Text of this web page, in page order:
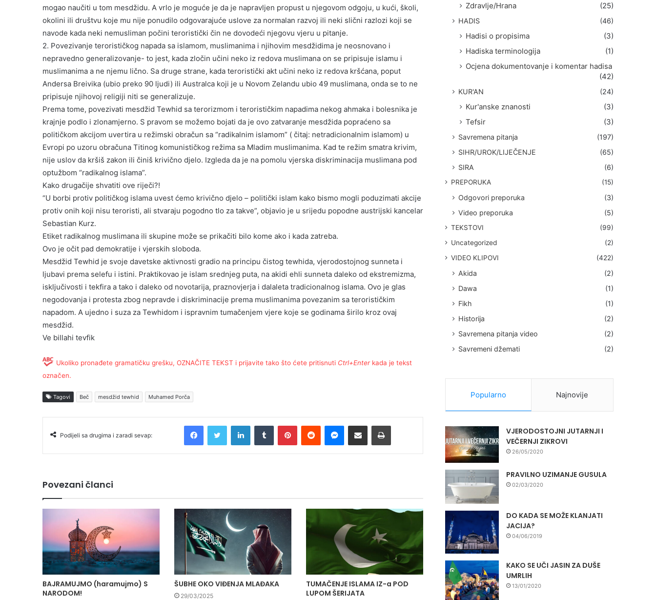
mogao naučiti u tom mesdžidu. A vrlo je moguće je da je napravljen propust u njegovom odgoju, u kući, školi,
okolini ili društvu koje mu nije ponudilo odgovarajuće uslove za normalan razvoj ili neki slični razlozi koji se
navode kada neki nemusliman počini teroristički čin ne dovodeći njegovu vjeru u pitanje.
2. Povezivanje terorističkog napada sa islamom, muslimanima i njihovim mesdžidima je neosnovano i
nepravedno generalizovanje- to jest, kada zločin učini neko iz redova muslimana on se pripisuje islamu i
muslimanima a ne njemu lično. Sa druge strane, kada teroristički akt učini neko iz redova kršćana, poput
Andersa Breivika (ubio preko 90 ljudi) ili Australca koji je u Novom Zelandu ubio 49 muslimana, onda se to ne
pripisuje njihovoj religiji niti se generalizuje.
Prema tome, povezivati mesdžid Tewhid sa terorizmom i terorističkim napadima nekog ahmaka i bolesnika je
krajnje podlo i zlonamjerno. S pravom se možemo bojati da je ovo zatvaranje mesdžida popraćeno sa
političkom akcijom uvertira u režimski obračun sa “radikalnim islamom” ( čitaj: netradicionalnim islamom) u
Evropi po uzoru obračuna Titinog komunističkog režima sa Mladim muslimanima. Kad te režim smatra krivim,
nije uslov da kršiš zakon ili činiš krivično djelo. Izgleda da je na pomolu vjerska diskriminacija muslimana pod
optužbom “radikalnog islama”.
Kako drugačije shvatiti ove riječi?!
“U borbi protiv političkog islama uvest ćemo krivično djelo – politički islam kako bismo mogli poduzimati akcije
protiv onih koji nisu teroristi, ali stvaraju pogodno tlo za takve”, objavio je u srijedu popodne austrijski kancelar
Sebastian Kurz.
Etiket radikalnog muslimana ili skupine može se prikačiti bilo kome ako i kada zatreba.
Ovo je očit pad demokratije i vjerskih sloboda.
Mesdžid Tewhid je svoje davetske aktivnosti gradio na principu čistog tewhida, vjerodostojnog sunneta i
ljubavi prema selefu i istini. Praktikovao je islam srednjeg puta, na akidi ehli sunneta daleko od ekstremizma,
isključivosti i tekfira a tako i daleko od novotarija, praznovjerja i dalaleta tradicionalnog islama. Ovo je glas
negodovanja i protesta zbog nepravde i diskriminacije prema muslimanima povezanim sa terorističkim
napadom. A ujedno i suza za Tewhidom i ispravnim tumačenjem vjere koje se godinama širilo kroz ovaj
mesdžid.
Ve billahi tevfik
Ukoliko pronađete gramatičku grešku, OZNAČITE TEKST i prijavite tako što ćete pritisnuti Ctrl+Enterkada je tekst
označen.
Tagovi Beč mesdžid tewhid Muhamed Porča
Podijeli sa drugima i zaradi sevap:
Povezani članci
BAJRAMUJMO (haramujmo) S
NARODOM!
ŠUBHE OKO VIĐENJA MLAĐAKA
29/03/2025
TUMAČENJE ISLAMA IZ-a POD
LUPOM ŠERIJATA
Zdravlje/Hrana
(25)
HADIS (46)
Hadisi o propisima
(3)
Hadiska terminologija
(1)
Ocjena dokumentovanje i komentar hadisa
(42)
KUR'AN (24)
Kur'anske znanosti
(3)
Tefsir
(3)
Savremena pitanja
(197)
SIHR/UROK/LIJEČENJE
(65)
SIRA
(6)
PREPORUKA (15)
Odgovori preporuka
(3)
Video preporuka
(5)
TEKSTOVI
(99)
Uncategorized
(2)
VIDEO KLIPOVI
(422)
Akida
(2)
Dawa
(1)
Fikh
(1)
Historija
(2)
Savremena pitanja video
(2)
Savremeni džemati
(2)
Popularno Najnovije
VJERODOSTOJNI JUTARNJI I
VEČERNJI ZIKROVI
26/05/2020
PRAVILNO UZIMANJE GUSULA
02/03/2020
DO KADA SE MOŽE KLANJATI
JACIJA?
04/06/2019
KAKO SE UČI JASIN ZA DUŠE
UMRLIH
13/01/2020